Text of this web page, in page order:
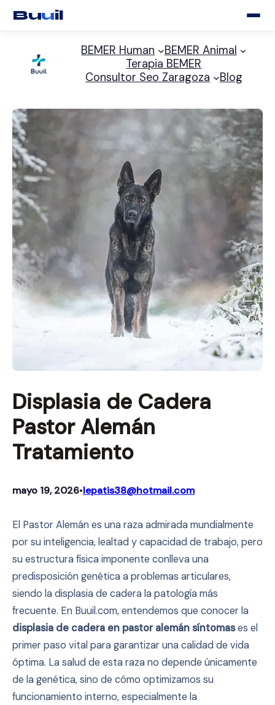
Buuil
contenido
BEMER Human
BEMER Animal
Terapia BEMER
Consultor Seo Zaragoza
Blog
Displasia de Cadera
Pastor Alemán
Tratamiento
mayo 19, 2026•lepatis38@hotmail.com
El Pastor Alemán es una raza admirada mundialmente
por su inteligencia, lealtad y capacidad de trabajo, pero
su estructura física imponente conlleva una
predisposición genética a problemas articulares,
siendo la displasia de cadera la patología más
frecuente. En Buuil.com, entendemos que conocer la
displasia de cadera en pastor alemán síntomases el
primer paso vital para garantizar una calidad de vida
óptima. La salud de esta raza no depende únicamente
de la genética, sino de cómo optimizamos su
funcionamiento interno, especialmente la